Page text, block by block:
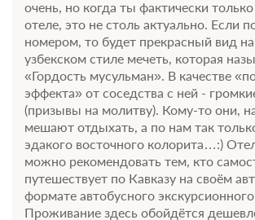
6 фото
Семейный полулюкс Подробнее
40м2
Одна двуспальная
Телевизор
Сплит-система
2 гостя
Моментальное подтверждение
очень, но когда ты фактически
отеле, это не столь актуально. Если
номером, то будет прекрасный вид
узбекском стиле мечеть, которая
«Гордость мусульман». В качестве
эффекта» от соседства с ней -
(призывы на молитву). Кому-то они,
мешают отдыхать, а по нам так
эдакого восточного колорита…:)
можно рекомендовать тем, кто
путешествует по Кавказу на своём
формате автобусного экскурсионного
Проживание здесь обойдётся